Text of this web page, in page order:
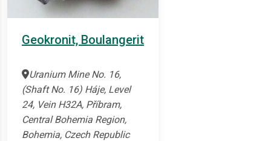
Geokronit, Boulangerit
Uranium Mine No. 16,
(Shaft No. 16) Háje, Level
24, Vein H32A, Příbram,
Central Bohemia Region,
Bohemia, Czech Republic